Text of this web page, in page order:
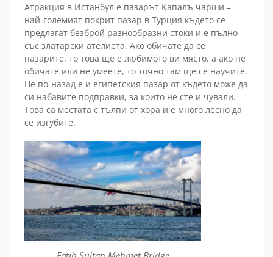
Атракция в Истанбул е пазарът Капалъ чарши –
най-големият покрит пазар в Турция където се
предлагат безброй разнообразни стоки и е пълно
със златарски ателиета. Ако обичате да се
пазарите, то това ще е любимото ви място, а ако не
обичате или не умеете, то точно там ще се научите.
Не по-назад е и египетския пазар от където може да
си набавите подправки, за които не сте и чували.
Това са местата с тълпи от хора и е много лесно да
се изгубите.